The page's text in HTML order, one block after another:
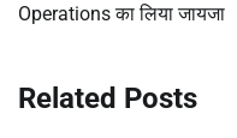
Operations का लिया जायजा
Related Posts